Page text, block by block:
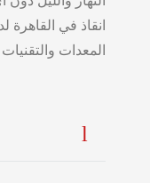
انقاذ في القاهرة
المعدات